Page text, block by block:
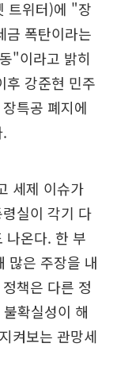
트위터)에 "장
금 폭탄이라는
"이라고 밝히
후 강준현 민주
특공 폐지에
세제 이슈가
령실이 각기 다
나온다. 한 부
많은 주장을 내
책은 다른 정
확실성이 해
켜보는 관망세